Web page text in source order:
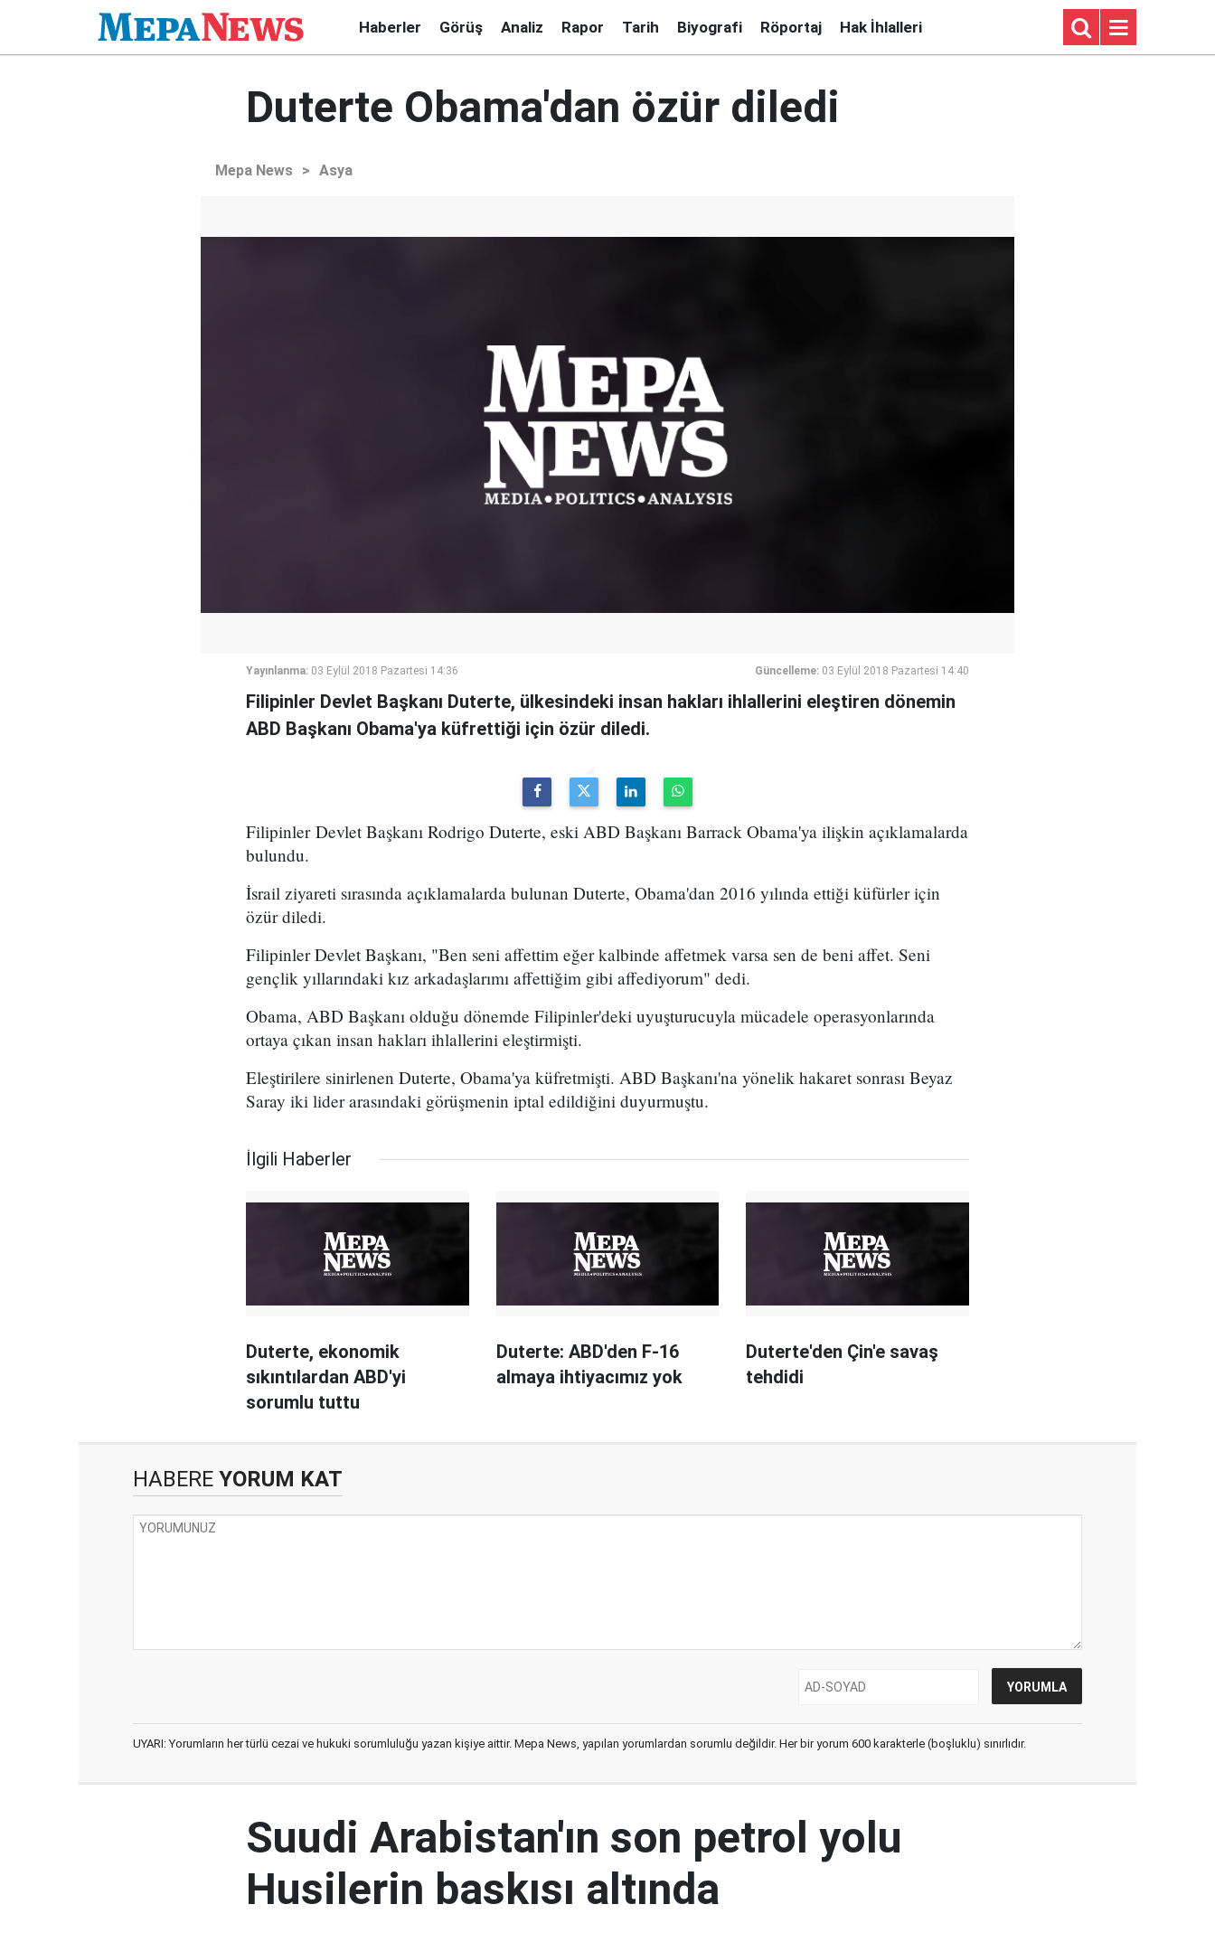
Haberler Görüş Analiz Rapor Tarih Biyografi Röportaj Hak İhlalleri
Duterte Obama'dan özür diledi
Mepa News > Asya
Yayınlanma: 03 Eylül 2018 Pazartesi 14:36 Güncelleme: 03 Eylül 2018 Pazartesi 14:40
Filipinler Devlet Başkanı Duterte, ülkesindeki insan hakları ihlallerini eleştiren dönemin
ABD Başkanı Obama'ya küfrettiği için özür diledi.
Filipinler Devlet Başkanı Rodrigo Duterte, eski ABD Başkanı Barrack Obama'ya ilişkin açıklamalarda
bulundu.
İsrail ziyareti sırasında açıklamalarda bulunan Duterte, Obama'dan 2016 yılında ettiği küfürler için
özür diledi.
Filipinler Devlet Başkanı, "Ben seni affettim eğer kalbinde affetmek varsa sen de beni affet. Seni
gençlik yıllarındaki kız arkadaşlarımı affettiğim gibi affediyorum" dedi.
Obama, ABD Başkanı olduğu dönemde Filipinler'deki uyuşturucuyla mücadele operasyonlarında
ortaya çıkan insan hakları ihlallerini eleştirmişti.
Eleştirilere sinirlenen Duterte, Obama'ya küfretmişti. ABD Başkanı'na yönelik hakaret sonrası Beyaz
Saray iki lider arasındaki görüşmenin iptal edildiğini duyurmuştu.
İlgili Haberler
Duterte, ekonomik
sıkıntılardan ABD'yi
sorumlu tuttu
Duterte: ABD'den F-16
almaya ihtiyacımız yok
Duterte'den Çin'e savaş
tehdidi
HABERE YORUM KAT
UYARI: Yorumların her türlü cezai ve hukuki sorumluluğu yazan kişiye aittir. Mepa News, yapılan yorumlardan sorumlu değildir. Her bir yorum 600 karakterle (boşluklu) sınırlıdır.
Suudi Arabistan'ın son petrol yolu
Husilerin baskısı altında